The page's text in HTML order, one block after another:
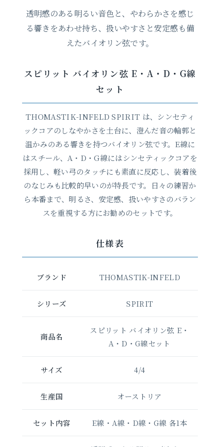
透明感のある明るい音色と、やわらかさを感じ
る響きをあわせ持ち、扱いやすさと安定感も備
えたバイオリン弦です。
スピリット バイオリン弦 E・A・D・G線
セット
THOMASTIK-INFELD SPIRIT は、シンセティ
ックコアのしなやかさを土台に、澄んだ音の輪郭と
温かみのある響きを持つバイオリン弦です。E線に
はスチール、A・D・G線にはシンセティックコアを
採用し、軽い弓のタッチにも素直に反応し、装着後
のなじみも比較的早いのが特長です。日々の練習か
ら本番まで、明るさ、安定感、扱いやすさのバラン
スを重視する方にお勧めのセットです。
仕様表
ブランド THOMASTIK-INFELD
シリーズ SPIRIT
商品名
スピリット バイオリン弦 E・
A・D・G線セット
サイズ 4/4
生産国 オーストリア
セット内容 E線・A線・D線・G線 各1本